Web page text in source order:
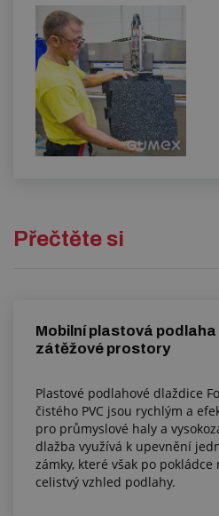
Přečtěte si
Mobilní plastová
zátěžové prostory
Plastové podlahové dlaždice
čistého PVC jsou rychlým a
pro průmyslové haly a
dlažba využívá k upevnění
zámky, které však po
celistvý vzhled podlahy.